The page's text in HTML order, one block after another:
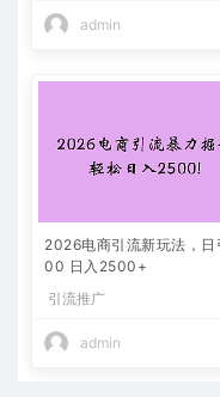
admin
2026电商引流新玩法，日
00 日入2500+
引流推广
admin